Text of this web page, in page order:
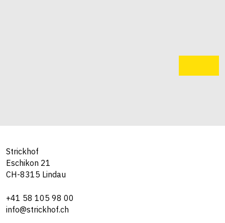
Strickhof
Eschikon 21
CH-8315 Lindau
+41 58 105 98 00
info@strickhof.ch